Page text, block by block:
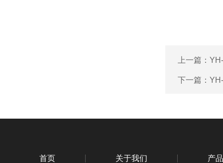
上一篇：
下一篇：
首页 关于我们 产